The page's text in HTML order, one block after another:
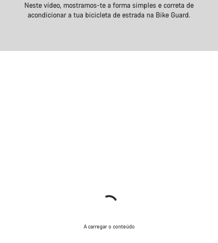
Neste vídeo, mostramos-te a forma simples e correta de
acondicionar a tua bicicleta de estrada na Bike Guard.
A carregar o conteúdo